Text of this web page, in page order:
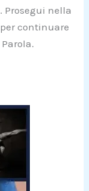
Prosegui nella
continuare